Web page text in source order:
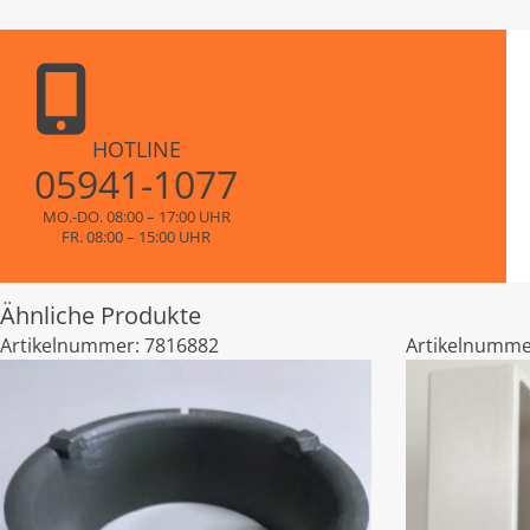
HOTLINE
05941-1077
MO.-DO. 08:00 – 17:00 UHR
FR. 08:00 – 15:00 UHR
Ähnliche Produkte
Artikelnummer: 7816882